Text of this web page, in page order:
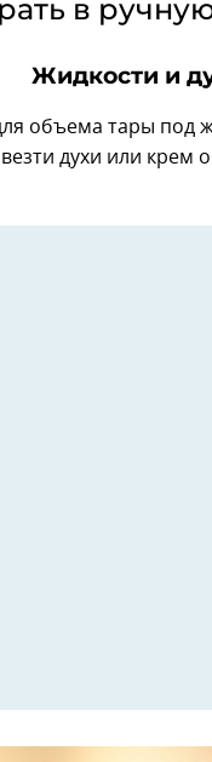
в
Жидкости и
объема тары под
духи или крем